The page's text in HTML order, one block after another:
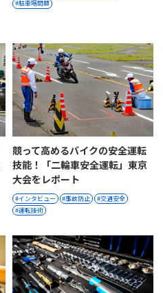
駐車場問題
競って高めるバイクの安全運転
技能！「二輪車安全運転」東京
大会をレポート
インタビュー 事故防止
交通安全
運転技術